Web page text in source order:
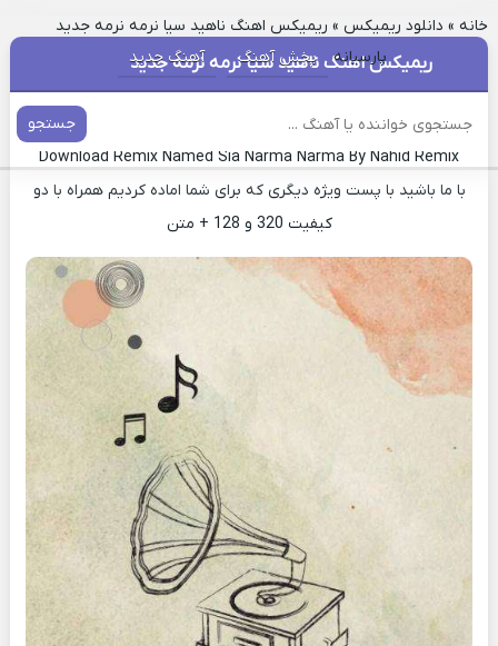
پارسیانه پخش آهنگ آهنگ جدید
جستجو
خانه» دانلود ریمیکس » ریمیکس اهنگ ناهید سیا نرمه نرمه جدید
ریمیکس اهنگ ناهید سیا نرمه نرمه جدید
دانلود ریمیکس آهنگ سیا نرمه نرمه ناهید
Download Remix Named Sia Narma Narma By Nahid Remix
با ما باشید با پست ویژه دیگری که برای شما اماده کردیم همراه با دو
کیفیت 320 و 128 + متن